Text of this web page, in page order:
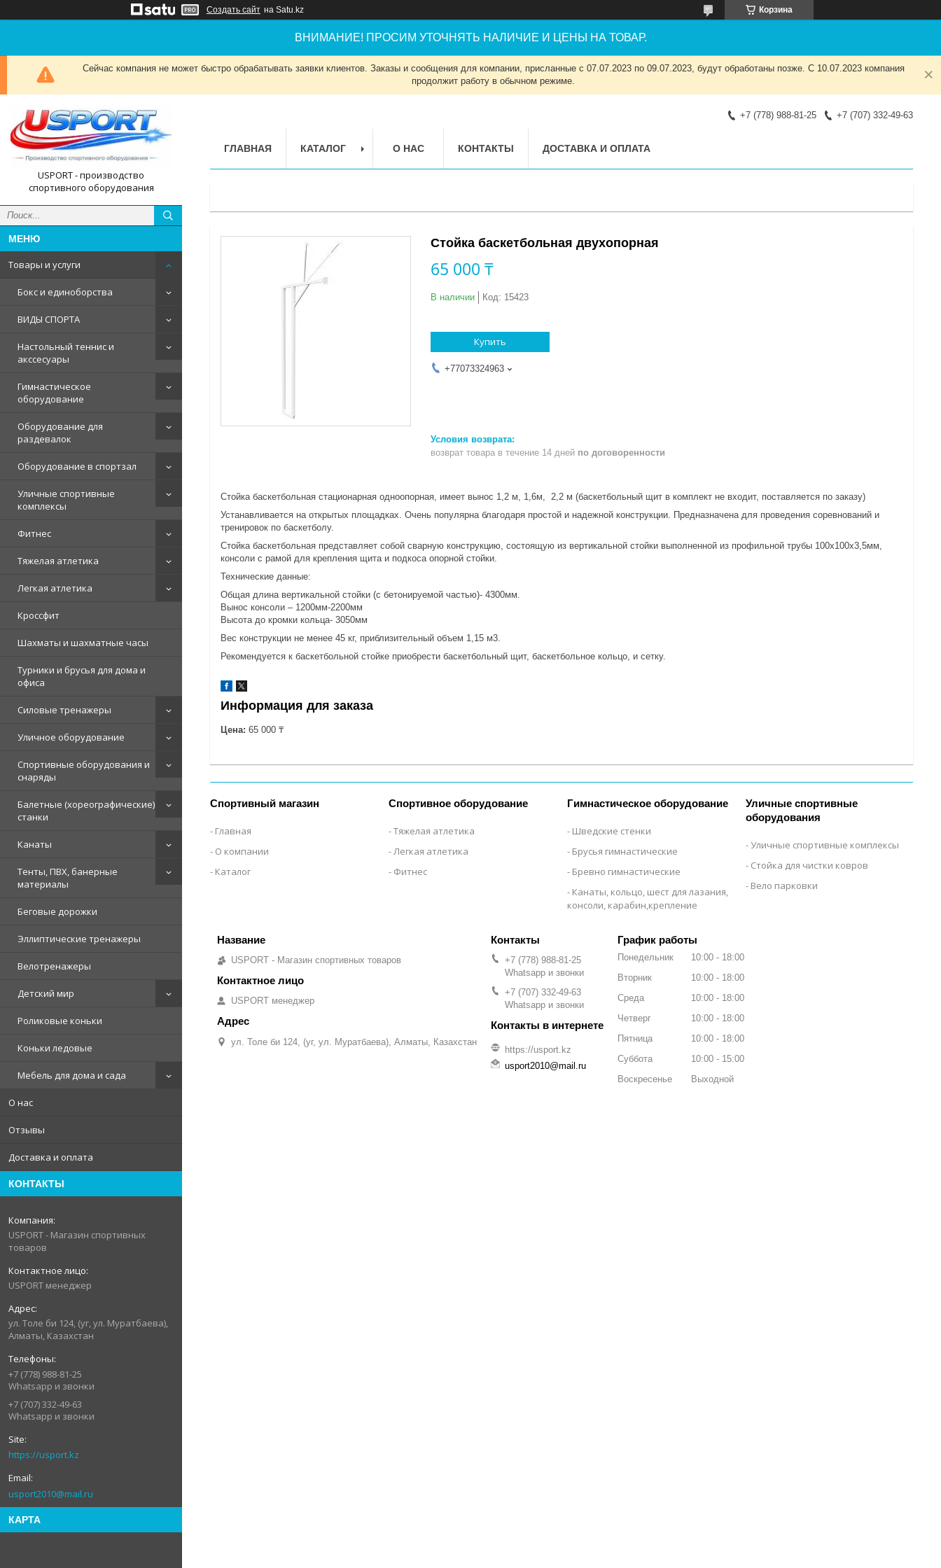
Создать сайт на Satu.kz Корзина
ВНИМАНИЕ! ПРОСИМ УТОЧНЯТЬ НАЛИЧИЕ И ЦЕНЫ НА ТОВАР.
Сейчас компания не может быстро обрабатывать заявки клиентов. Заказы и сообщения для компании, присланные с 07.07.2023 по 09.07.2023, будут обработаны позже. С 10.07.2023 компания
продолжит работу в обычном режиме.
USPORT - производство
спортивного оборудования
Товары и услуги
Бокс и единоборства
ВИДЫ СПОРТА
Настольный теннис и
акссесуары
Гимнастическое
оборудование
Оборудование для
раздевалок
Оборудование в спортзал
Уличные спортивные
комплексы
Фитнес
Тяжелая атлетика
Легкая атлетика
Кроссфит
Шахматы и шахматные часы
Турники и брусья для дома и
офиса
Силовые тренажеры
Уличное оборудование
Спортивные оборудования и
снаряды
Балетные (хореографические)
станки
Канаты
Тенты, ПВХ, банерные
материалы
Беговые дорожки
Эллиптические тренажеры
Велотренажеры
Детский мир
Роликовые коньки
Коньки ледовые
Мебель для дома и сада
О нас
Отзывы
Доставка и оплата
КОНТАКТЫ
USPORT - Магазин спортивных
товаров
USPORT менеджер
ул. Толе би 124, (уг, ул. Муратбаева),
Алматы, Казахстан
+7 (778) 988-81-25
Whatsapp и звонки
+7 (707) 332-49-63
Whatsapp и звонки
https://usport.kz
usport2010@mail.ru
КАРТА
+7 (778) 988-81-25 +7 (707) 332-49-63
ГЛАВНАЯ КАТАЛОГ О НАС КОНТАКТЫ ДОСТАВКА И ОПЛАТА
Стойка баскетбольная двухопорная
65 000 ₸
В наличии Код: 15423
Купить
+77073324963
возврат товара в течение 14 дней по договоренности
Стойка баскетбольная стационарная одноопорная, имеет вынос 1,2 м, 1,6м, 2,2 м (баскетбольный щит в комплект не входит, поставляется по заказу)
Устанавливается на открытых площадках. Очень популярна благодаря простой и надежной конструкции. Предназначена для проведения соревнований и
тренировок по баскетболу.
Стойка баскетбольная представляет собой сварную конструкцию, состоящую из вертикальной стойки выполненной из профильной трубы 100х100х3,5мм,
консоли с рамой для крепления щита и подкоса опорной стойки.
Технические данные:
Общая длина вертикальной стойки (с бетонируемой частью)- 4300мм.
Вынос консоли – 1200мм-2200мм
Высота до кромки кольца- 3050мм
Вес конструкции не менее 45 кг, приблизительный объем 1,15 м3.
Рекомендуется к баскетбольной стойке приобрести баскетбольный щит, баскетбольное кольцо, и сетку.
Информация для заказа
Цена: 65 000 ₸
Спортивный магазин
Главная
О компании
Каталог
Спортивное оборудование
Тяжелая атлетика
Легкая атлетика
Фитнес
Гимнастическое оборудование
Шведские стенки
Брусья гимнастические
Бревно гимнастические
Канаты, кольцо, шест для лазания,
консоли, карабин,крепление
Уличные спортивные
оборудования
Уличные спортивные комплексы
Стойка для чистки ковров
Вело парковки
USPORT - Магазин спортивных товаров
USPORT менеджер
ул. Толе би 124, (уг, ул. Муратбаева), Алматы, Казахстан
+7 (778) 988-81-25
Whatsapp и звонки
+7 (707) 332-49-63
Whatsapp и звонки
https://usport.kz
usport2010@mail.ru
График работы
Понедельник 10:00
18:00
Вторник
10:00
18:00
Среда
10:00
18:00
Четверг
10:00
18:00
Пятница
10:00
18:00
Суббота
10:00
15:00
Воскресенье
Выходной